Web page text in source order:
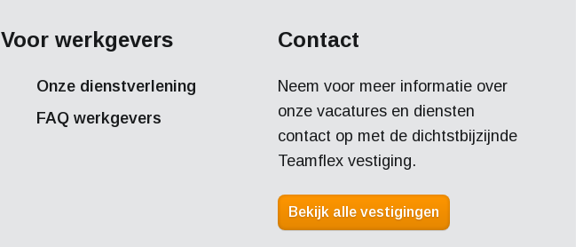
Voor werkgevers
Onze dienstverlening
FAQ werkgevers
Contact
Neem voor meer informatie over
onze vacatures en diensten
contact op met de dichtstbijzijnde
Teamflex vestiging.
Bekijk alle vestigingen